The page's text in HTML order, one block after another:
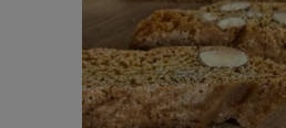
Temps de
Temps de
Temps de repos :